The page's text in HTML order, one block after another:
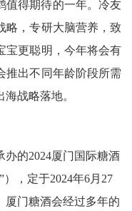
值得期待的一年。冷友
略，专研大脑营养，致
宝更聪明，今年将会有
推出不同年龄阶段所需
战略落地。
的2024厦门国际糖酒
，定于2024年6月27
厦门糖酒会经过多年的